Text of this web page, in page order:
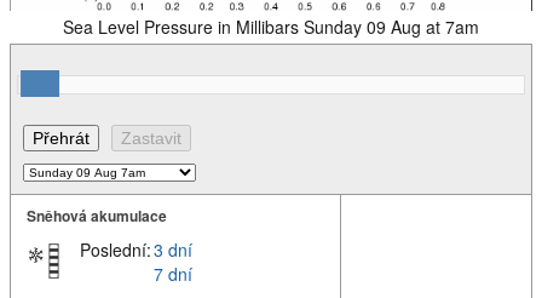
Sea Level Pressure in Millibars Sunday 09 Aug at 7am
Sněhová akumulace
Poslední:3 dní
7 dní